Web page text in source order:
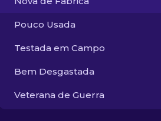
Pouco Usada
Testada em Campo
Bem Desgastada
Veterana de Guerra